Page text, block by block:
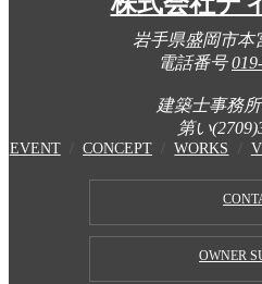
岩手県盛岡市本
電話番号
建築士事務
第い
EVENT CONCEPT WORKS
OWNER